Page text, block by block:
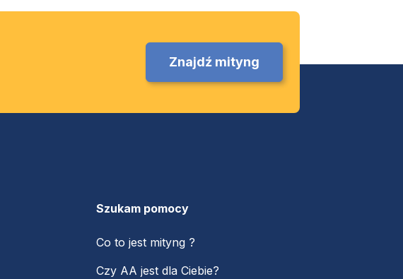
Znajdź mityng
Szukam pomocy
Co to jest mityng ?
Czy AA jest dla Ciebie?